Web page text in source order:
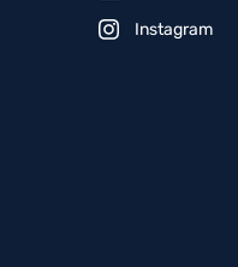
Instagram